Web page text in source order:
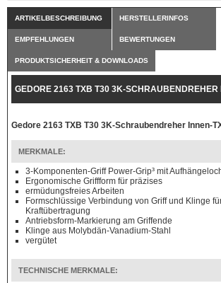
ARTIKELBESCHREIBUNG HERSTELLERINFOS
EMPFEHLUNGEN BEWERTUNGEN
PRODUKTSICHERHEIT & DOWNLOADS
GEDORE 2163 TXB T30 3K-SCHRAUBENDREHER
Gedore 2163 TXB T30 3K-Schraubendreher Innen-
MERKMALE:
3-Komponenten-Griff Power-Grip³ mit
Ergonomische Griffform für präzises
ermüdungsfreies Arbeiten
Formschlüssige Verbindung von Griff und Klinge
Kraftübertragung
Antriebsform-Markierung am Griffende
Klinge aus Molybdän-Vanadium-Stahl
vergütet
TECHNISCHE MERKMALE: